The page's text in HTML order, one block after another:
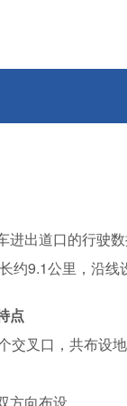
进出道口的行驶
约9.1公里，沿线
点
交叉口，共布设